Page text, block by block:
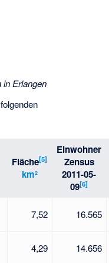
in Erlangen
Fläche[5]
km²
Einwohner
Zensus
2011-05-
09[6]
7,52 16.565
4,29 14.656